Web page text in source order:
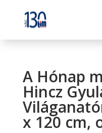
A Hónap
Hincz
x 120 cm,